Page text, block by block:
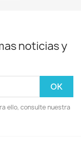
noticias y
ello, consulte nuestra